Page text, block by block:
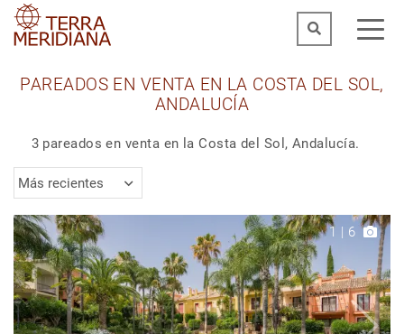
PAREADOS EN VENTA EN LA COSTA DEL SOL,
ANDALUCÍA
3 pareados en venta en la Costa del Sol, Andalucía.
Más recientes
1 | 6